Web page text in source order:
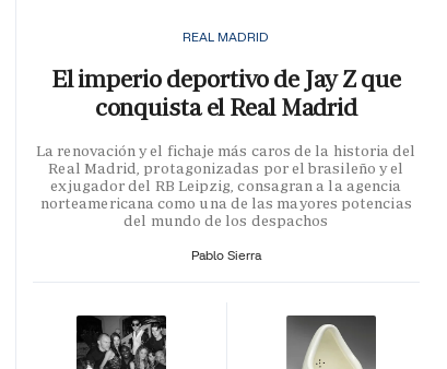
REAL MADRID
El imperio deportivo de Jay Z que
conquista el Real Madrid
La renovación y el fichaje más caros de la historia del
Real Madrid, protagonizadas por el brasileño y el
exjugador del RB Leipzig, consagran a la agencia
norteamericana como una de las mayores potencias
del mundo de los despachos
Pablo Sierra